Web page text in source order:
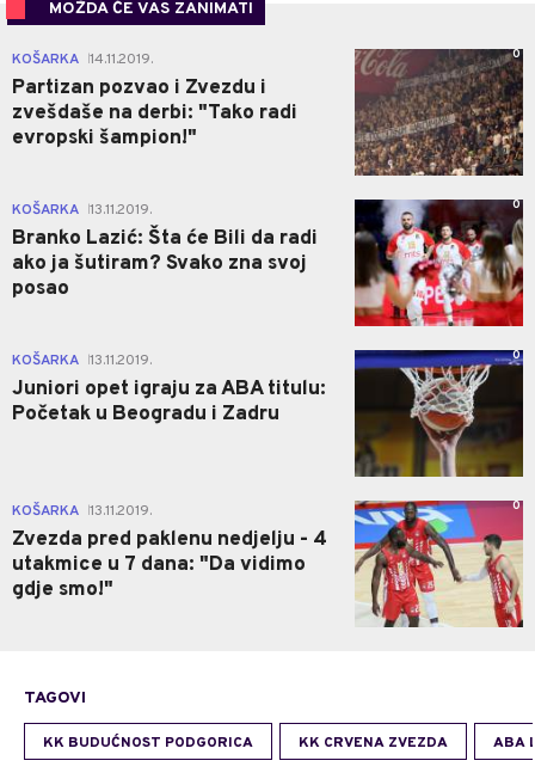
MOŽDA ĆE VAS ZANIMATI
KOŠARKA 14.11.2019.
Partizan pozvao i Zvezdu i
zvešdaše na derbi: "Tako radi
evropski šampion!"
0
KOŠARKA 13.11.2019.
Branko Lazić: Šta će Bili da radi
ako ja šutiram? Svako zna svoj
posao
0
KOŠARKA 13.11.2019.
Juniori opet igraju za ABA titulu:
Početak u Beogradu i Zadru
0
KOŠARKA 13.11.2019.
Zvezda pred paklenu nedjelju - 4
utakmice u 7 dana: "Da vidimo
gdje smo!"
0
TAGOVI
KK BUDUĆNOST PODGORICA KK CRVENA ZVEZDA ABA